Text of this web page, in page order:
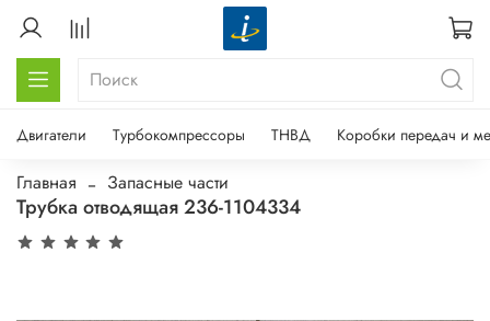
Двигатели Турбокомпрессоры ТНВД Коробки передач и
Главная Запасные части
Трубка отводящая 236-1104334